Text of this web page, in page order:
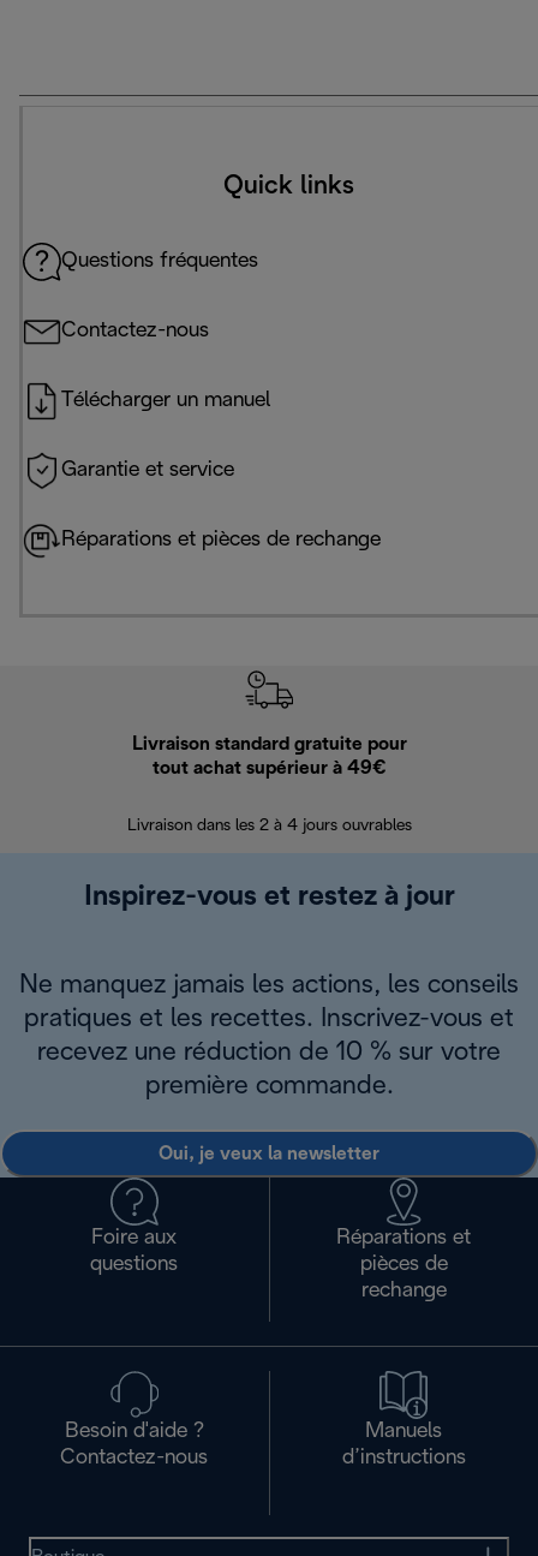
Quick links
Questions fréquentes
Contactez-nous
Télécharger un manuel
Garantie et service
Réparations et pièces de rechange
Livraison standard gratuite pour
tout achat supérieur à 49€
Livraison dans les 2 à 4 jours ouvrables
Inspirez-vous et restez à jour
Ne manquez jamais les actions, les conseils
pratiques et les recettes. Inscrivez-vous et
recevez une réduction de 10 % sur votre
première commande.
Oui, je veux la newsletter
Foire aux
questions
Réparations et
pièces de
rechange
Besoin d'aide ?
Contactez-nous
Manuels
d’instructions